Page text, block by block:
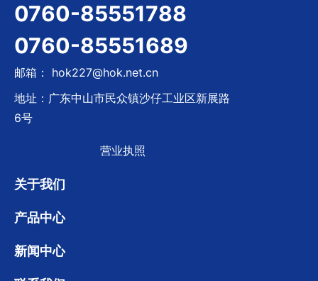
0760-85551788
0760-85551689
邮箱： hok227@hok.net.cn
地址：广东中山市民众镇沙仔工业区新展路
6号
营业执照
关于我们
产品中心
新闻中心